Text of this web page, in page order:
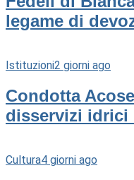
legame di
Istituzioni2 giorni ago
Condotta
disservizi idrici
Cultura4 giorni ago